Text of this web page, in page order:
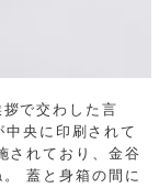
で交わした言
央に印刷されて
されており、金谷
蓋と身箱の間に